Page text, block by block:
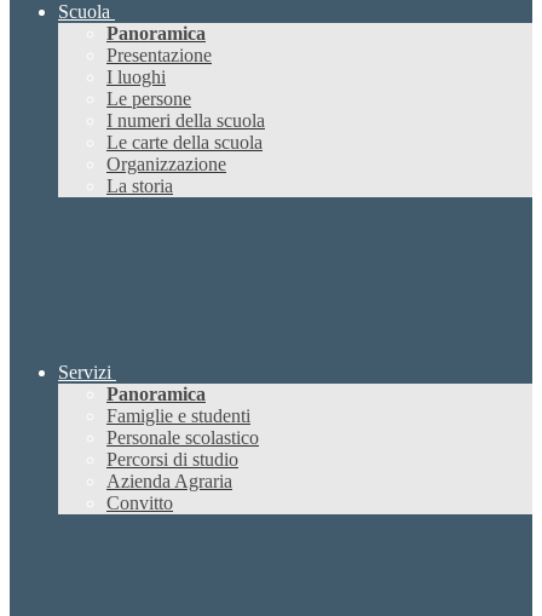
Scuola
Panoramica
Presentazione
I luoghi
Le persone
I numeri della scuola
Le carte della scuola
Organizzazione
La storia
Servizi
Panoramica
Famiglie e studenti
Personale scolastico
Percorsi di studio
Azienda Agraria
Convitto